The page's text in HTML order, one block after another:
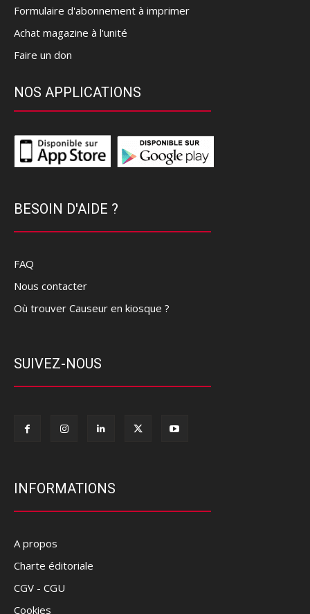
Formulaire d'abonnement à imprimer
Achat magazine à l'unité
Faire un don
NOS APPLICATIONS
BESOIN D'AIDE ?
FAQ
Nous contacter
Où trouver Causeur en kiosque ?
SUIVEZ-NOUS
INFORMATIONS
A propos
Charte éditoriale
CGV - CGU
Cookies